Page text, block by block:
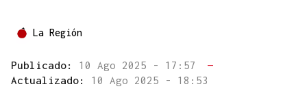
La Región
Publicado: 10 Ago 2025 - 17:57
—
Actualizado: 10 Ago 2025 - 18:53